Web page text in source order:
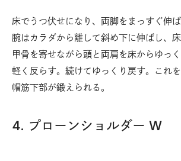
床でうつ伏せになり、両脚をまっすぐ伸ば
腕はカラダから離して斜め下に伸ばし、
甲骨を寄せながら頭と両肩を床からゆっ
軽く反らす。続けてゆっくり戻す。これ
帽筋下部が鍛えられる。
4. プローンショルダー W